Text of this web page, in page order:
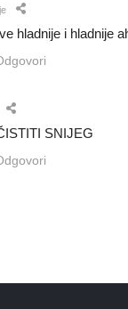
hladnije i hladnije
SNIJEG